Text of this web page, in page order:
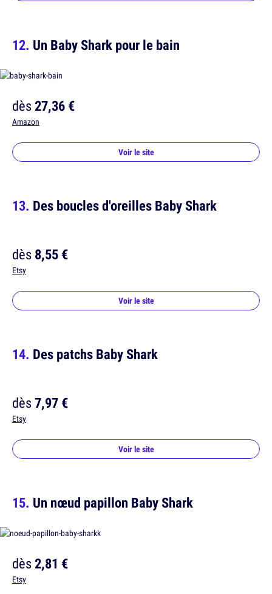
Un Baby Shark pour le bain
dès27,36 €
Amazon
Voir le site
Des boucles d'oreilles Baby Shark
dès8,55 €
Etsy
Voir le site
Des patchs Baby Shark
dès7,97 €
Etsy
Voir le site
Un nœud papillon Baby Shark
dès2,81 €
Etsy